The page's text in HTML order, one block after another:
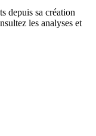
depuis sa création
les analyses et